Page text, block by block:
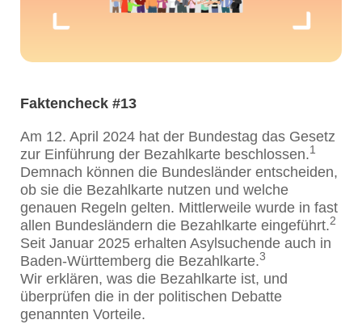
Faktencheck #13
Am 12. April 2024 hat der Bundestag das Gesetz
zur Einführung der Bezahlkarte beschlossen.1
Demnach können die Bundesländer entscheiden,
ob sie die Bezahlkarte nutzen und welche
genauen Regeln gelten. Mittlerweile wurde in fast
allen Bundesländern die Bezahlkarte eingeführt.2
Seit Januar 2025 erhalten Asylsuchende auch in
Baden-Württemberg die Bezahlkarte.3
Wir erklären, was die Bezahlkarte ist, und
überprüfen die in der politischen Debatte
genannten Vorteile.